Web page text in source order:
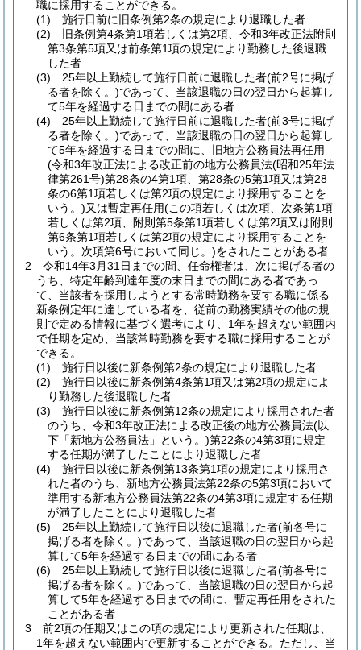
職に採用することができる。
(1)
施行日前に旧条例第2条の規定により退職した者
(2)
旧条例第4条第1項若しくは第2項、令和3年改正法附則
第3条第5項又は前条第1項の規定により勤務した後退職
した者
(3)
25年以上勤続して施行日前に退職した者(前2号に掲げ
る者を除く。)であって、当該退職の日の翌日から起算し
て5年を経過する日までの間にある者
(4)
25年以上勤続して施行日前に退職した者(前3号に掲げ
る者を除く。)であって、当該退職の日の翌日から起算し
て5年を経過する日までの間に、旧地方公務員法再任用
(令和3年改正法による改正前の地方公務員法(昭和25年法
律第261号)第28条の4第1項、第28条の5第1項又は第28
条の6第1項若しくは第2項の規定により採用することを
いう。)又は暫定再任用(この項若しくは次項、次条第1項
若しくは第2項、附則第5条第1項若しくは第2項又は附則
第6条第1項若しくは第2項の規定により採用することを
いう。次項第6号において同じ。)をされたことがある者
2
令和14年3月31日までの間、任命権者は、次に掲げる者の
うち、特定年齢到達年度の末日までの間にある者であっ
て、当該者を採用しようとする常時勤務を要する職に係る
新条例定年に達している者を、従前の勤務実績その他の規
則で定める情報に基づく選考により、1年を超えない範囲内
で任期を定め、当該常時勤務を要する職に採用することが
できる。
(1)
施行日以後に新条例第2条の規定により退職した者
(2)
施行日以後に新条例第4条第1項又は第2項の規定によ
り勤務した後退職した者
(3)
施行日以後に新条例第12条の規定により採用された者
のうち、令和3年改正法による改正後の地方公務員法(以
下「新地方公務員法」という。)第22条の4第3項に規定
する任期が満了したことにより退職した者
(4)
施行日以後に新条例第13条第1項の規定により採用さ
れた者のうち、新地方公務員法第22条の5第3項において
準用する新地方公務員法第22条の4第3項に規定する任期
が満了したことにより退職した者
(5)
25年以上勤続して施行日以後に退職した者(前各号に
掲げる者を除く。)であって、当該退職の日の翌日から起
算して5年を経過する日までの間にある者
(6)
25年以上勤続して施行日以後に退職した者(前各号に
掲げる者を除く。)であって、当該退職の日の翌日から起
算して5年を経過する日までの間に、暫定再任用をされた
ことがある者
3
前2項の任期又はこの項の規定により更新された任期は、
1年を超えない範囲内で更新することができる。 ただし、当